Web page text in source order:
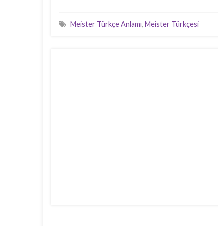
Meister Türkçe Anlamı, Meister Türkçesi